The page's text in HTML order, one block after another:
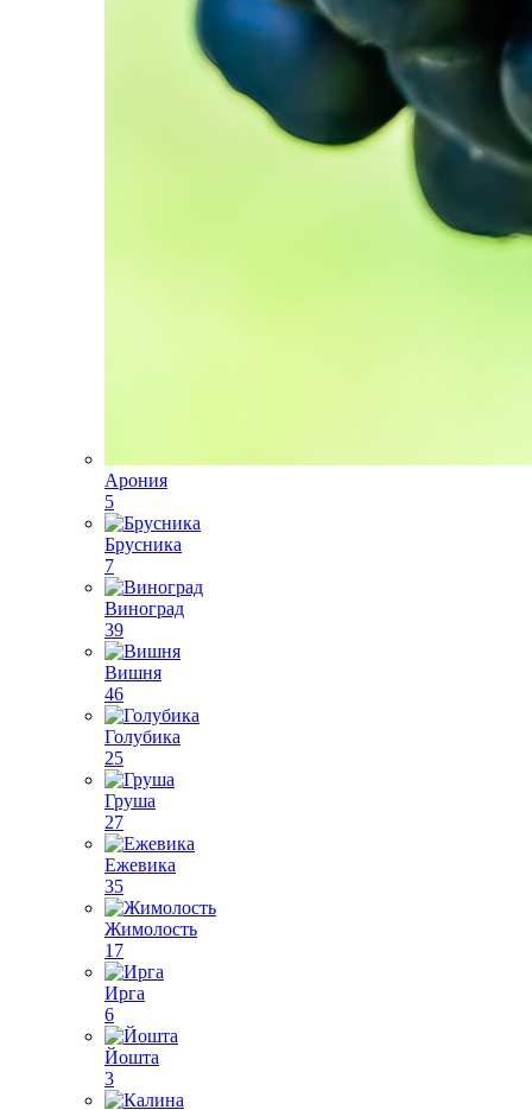
Арония
5
Брусника
7
Виноград
39
Вишня
46
Голубика
25
Груша
27
Ежевика
35
Жимолость
17
Ирга
6
Йошта
3